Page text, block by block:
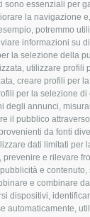
sono essenziali per
la navigazione
potremmo
informazioni su
la selezione della
utilizzare profili
creare profili per
per la selezione di
degli annunci,
il pubblico
da fonti
dati limitati per
e rilevare
e
e combinare
dispositivi,
automaticamente,
anas
di punta
capitaneria di porto
concerto
covid-19 eav
gori guardia
mare
Meta napoli